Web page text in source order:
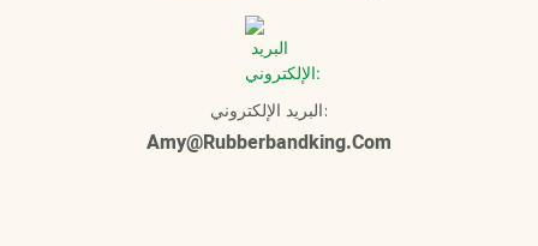
البريد الإلكتروني:
Amy@rubberbandking.com